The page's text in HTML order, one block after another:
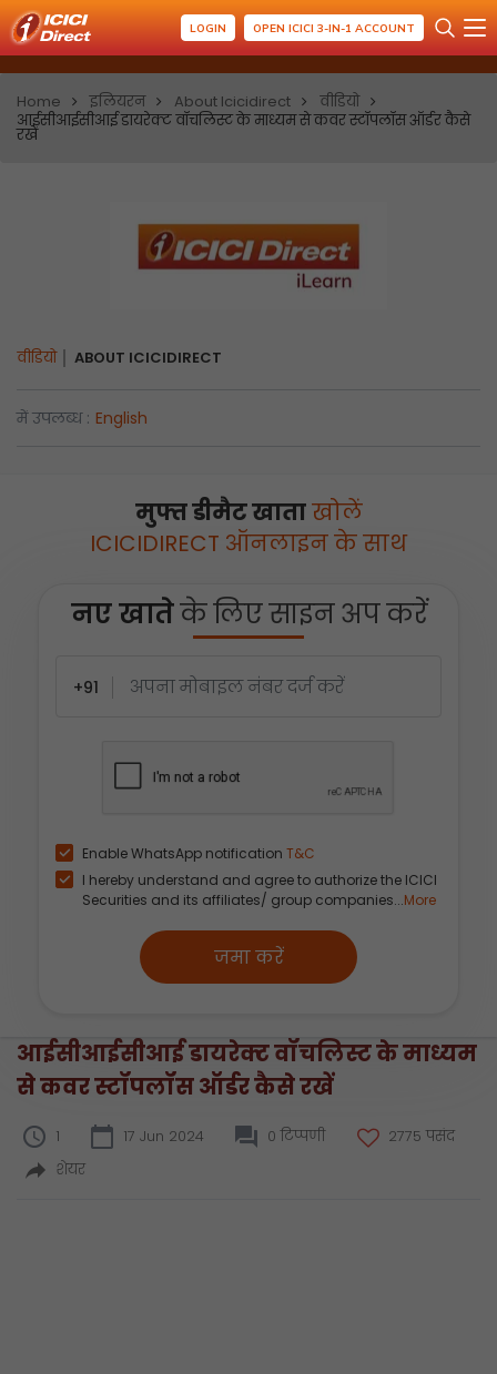
LOGIN OPEN ICICI 3-IN-1 ACCOUNT
Home इलियरन About Icicidirect
वीडियो
आईसीआईसीआई डायरेक्ट वॉचलिस्ट के माध्यम से कवर स्टॉपलॉस ऑर्डर कैसे
रखें
वीडियो ABOUT ICICIDIRECT
में उपलब्ध : English
मुफ्त डीमैट खाताखोलें
ICICIDIRECT ऑनलाइन के साथ
नए खातेके लिए साइन अप करें
+91
Enable WhatsApp notification T&C
I hereby understand and agree to authorize the ICICI
Securities and its affiliates/ group companies...More
जमा करें
आईसीआईसीआई डायरेक्ट वॉचलिस्ट के माध्यम
से कवर स्टॉपलॉस ऑर्डर कैसे रखें
1 17 Jun 2024 0 टिप्पणी
2775 पसंद
शेयर